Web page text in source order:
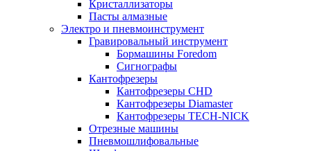
Кристаллизаторы
Пасты алмазные
Электро и пневмоинструмент
Гравировальный инструмент
Бормашины Foredom
Сигнографы
Кантофрезеры
Кантофрезеры CHD
Кантофрезеры Diamaster
Кантофрезеры TECH-NICK
Отрезные машины
Пневмошлифовальные